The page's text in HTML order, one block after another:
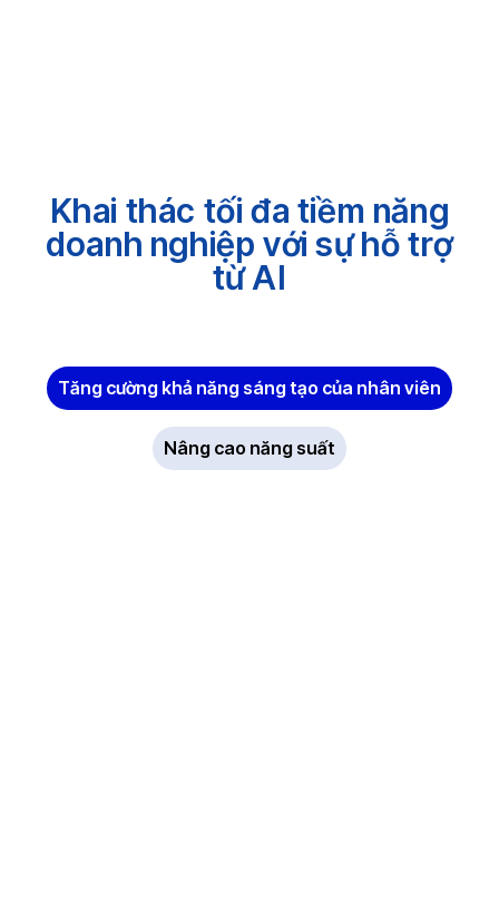
Khai thác tối đa tiềm năng
doanh nghiệp với sự hỗ trợ
từ AI
Tăng cường khả năng sáng tạo của nhân viên
Nâng cao năng suất